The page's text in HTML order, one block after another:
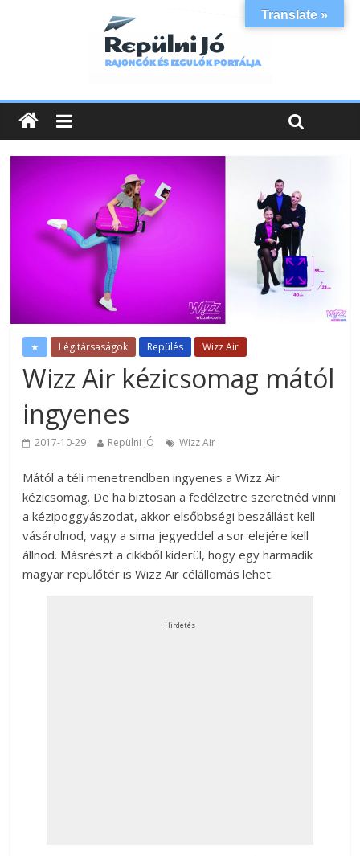
★ Légitársaságok Repülés Wizz Air
Wizz Air kézicsomag mától
ingyenes
2017-10-29 Repülni JÓ Wizz Air
Mától a téli menetrendben ingyenes a Wizz Air
kézicsomag. De ha biztosan a fedélzetre szeretnéd vinni
a kézipoggyászodat, akkor elsőbbségi beszállást kell
vásárolnod, vagy a sima jegyeddel a sor elejére kell
állnod. Másrészt a cikkből kiderül, hogy egy harmadik
magyar repülőtér is Wizz Air célállomás lehet.
Hirdetés
Translate »